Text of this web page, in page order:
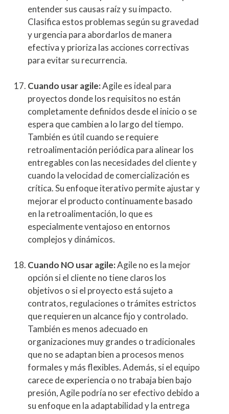
entender sus causas raíz y su impacto.
Clasifica estos problemas según su gravedad
y urgencia para abordarlos de manera
efectiva y prioriza las acciones correctivas
para evitar su recurrencia.
Cuando usar agile:Agile es ideal para
proyectos donde los requisitos no están
completamente definidos desde el inicio o se
espera que cambien a lo largo del tiempo.
También es útil cuando se requiere
retroalimentación periódica para alinear los
entregables con las necesidades del cliente y
cuando la velocidad de comercialización es
crítica. Su enfoque iterativo permite ajustar y
mejorar el producto continuamente basado
en la retroalimentación, lo que es
especialmente ventajoso en entornos
complejos y dinámicos.
Cuando NO usar agile:Agile no es la mejor
opción si el cliente no tiene claros los
objetivos o si el proyecto está sujeto a
contratos, regulaciones o trámites estrictos
que requieren un alcance fijo y controlado.
También es menos adecuado en
organizaciones muy grandes o tradicionales
que no se adaptan bien a procesos menos
formales y más flexibles. Además, si el equipo
carece de experiencia o no trabaja bien bajo
presión, Agile podría no ser efectivo debido a
su enfoque en la adaptabilidad y la entrega